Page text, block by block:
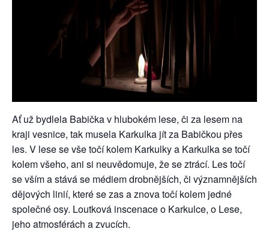
Ať už bydlela Babička v hlubokém lese, či za lesem na
kraji vesnice, tak musela Karkulka jít za Babičkou přes
les. V lese se vše točí kolem Karkulky a Karkulka se točí
kolem všeho, ani si neuvědomuje, že se ztrácí. Les točí
se vším a stává se médiem drobnějších, či významnějších
dějových linií, které se zas a znova točí kolem jedné
společné osy. Loutková inscenace o Karkulce, o Lese,
jeho atmosférách a zvucích.